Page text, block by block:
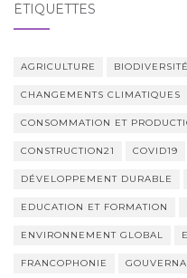
ÉTIQUETTES
AGRICULTURE BIODIVERSITÉ
CHANGEMENTS CLIMATIQUES
CONSOMMATION ET
CONSTRUCTION21 COVID19
DÉVELOPPEMENT DURABLE
EDUCATION ET FORMATION
ENVIRONNEMENT GLOBAL
FRANCOPHONIE